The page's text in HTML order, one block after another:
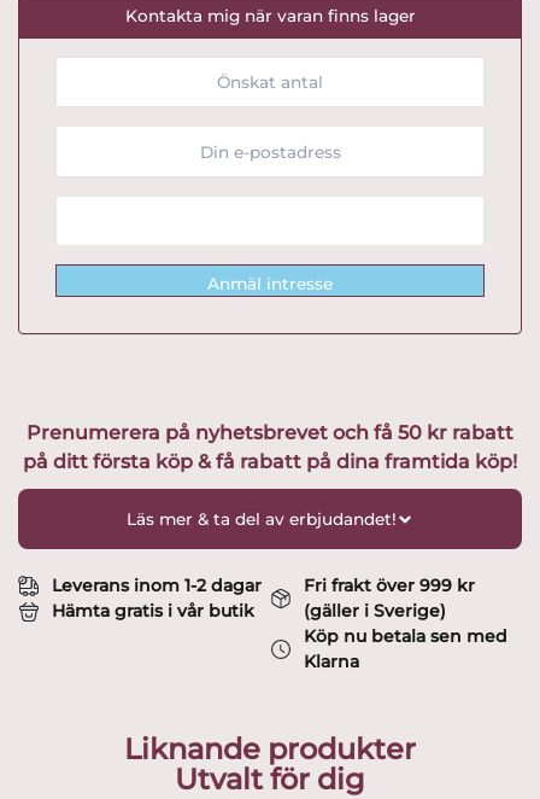
Kontakta mig när varan finns lager
Anmäl intresse
Prenumerera på nyhetsbrevet och få 50 kr rabatt
på ditt första köp & få rabatt på dina framtida köp!
Läs mer & ta del av erbjudandet!
Leverans inom 1-2 dagar
Hämta gratis i vår butik
Fri frakt över 999 kr
(gäller i Sverige)
Köp nu betala sen med
Klarna
Liknande produkter
Utvalt för dig